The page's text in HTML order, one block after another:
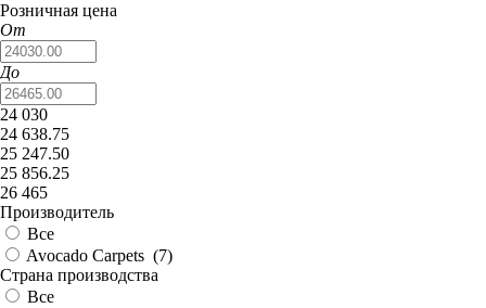
Розничная цена
От
До
24 030
24 638.75
25 247.50
25 856.25
26 465
Производитель
Все
Avocado Carpets (7)
Страна производства
Все